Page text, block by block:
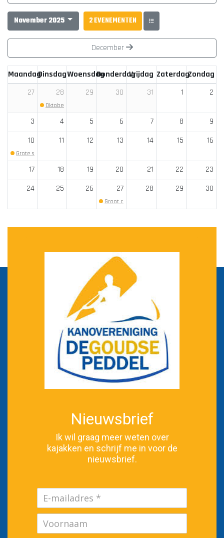
November 2025 2 EVENEMENTEN
December
MaandagDinsdagWoensdagDonderdagVrijdag ZaterdagZondag
27 28
Oktoberfest
29 30 31 1 2
3 4 5 6 7 8
9
10
Grote schoon...
11 12 13 14 15 16
17 18 19 20 21 22
23
24
25 26 27
Groot commis...
28 29 30
Nieuwsbrief
Ik wil graag meer weten over
kajakken en schrijf me in voor de
nieuwsbrief.